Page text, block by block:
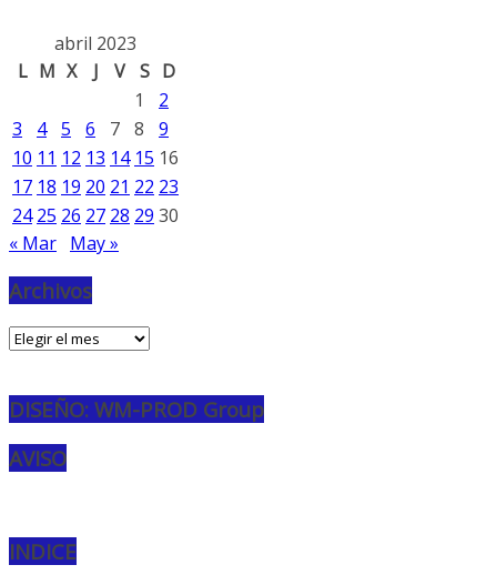
abril 2023
L M X J V S D
1
2
3
4 5 6 7 8
9
10 11 12 13 14 15 16
17 18 19 20 21 22 23
24 25 26 27 28 29 30
« Mar May »
Archivos
Archivos
DISEÑO: WM-PROD Group
AVISO
INDICE